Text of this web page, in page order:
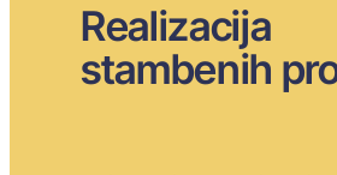
Realizacija
stambenih